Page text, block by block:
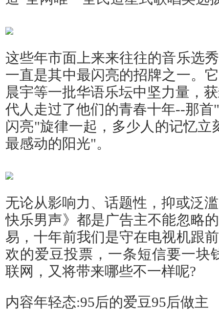
这些年市面上来来往往的音乐选
一直是其中最闪亮的招牌之一。
晨宇等一批华语乐坛中坚力量，
代人走过了他们的青春十年--那
闪亮"旋律一起，多少人的记忆立
最感动的阳光"。
无论从影响力、话题性，抑或泛
快乐男声》都是广告主不能忽略
易，十年前我们是守在电视机跟
欢的爱豆投票，一条短信要一块
联网，又将带来哪些不一样呢?
内容年轻态:95后的爱豆95后做主